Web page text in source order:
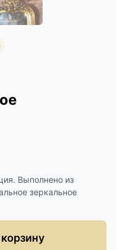
Выполнено из
зеркальное